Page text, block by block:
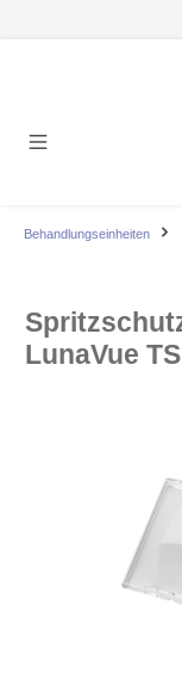
Behandlungseinheiten
LunaVue TS